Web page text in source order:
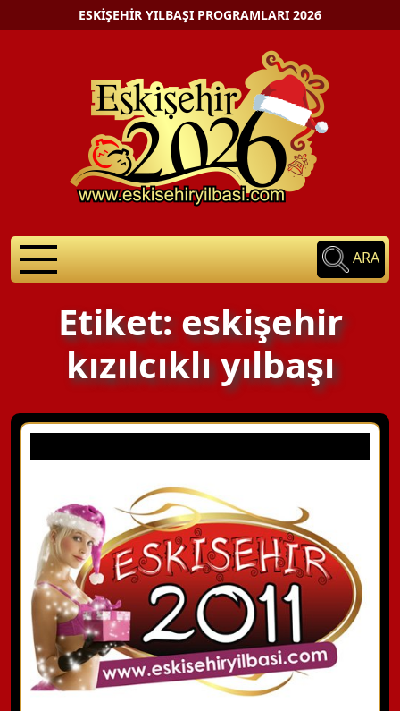
ESKIŞEHIR YILBAŞI PROGRAMLARI 2026
ARA
Etiket: eskişehir
kızılcıklı yılbaşı